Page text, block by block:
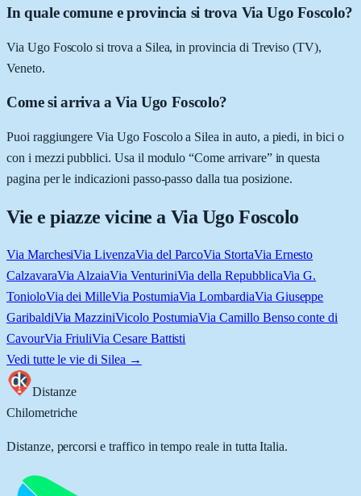
In quale comune e provincia si trova Via Ugo Foscolo?
Via Ugo Foscolo si trova a Silea, in provincia di Treviso (TV),
Veneto.
Come si arriva a Via Ugo Foscolo?
Puoi raggiungere Via Ugo Foscolo a Silea in auto, a piedi, in bici o
con i mezzi pubblici. Usa il modulo “Come arrivare” in questa
pagina per le indicazioni passo-passo dalla tua posizione.
Vie e piazze vicine a Via Ugo Foscolo
Via MarchesiVia LivenzaVia del ParcoVia StortaVia Ernesto
CalzavaraVia AlzaiaVia VenturiniVia della RepubblicaVia G.
TonioloVia dei MilleVia PostumiaVia LombardiaVia Giuseppe
GaribaldiVia MazziniVicolo PostumiaVia Camillo Benso conte di
CavourVia FriuliVia Cesare Battisti
Vedi tutte le vie di Silea →
Distanze
Chilometriche
Distanze, percorsi e traffico in tempo reale in tutta Italia.